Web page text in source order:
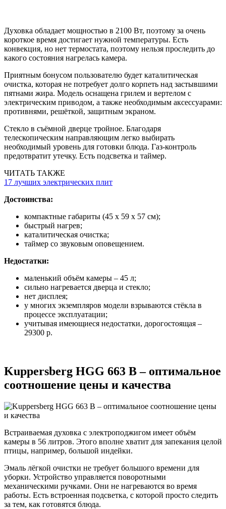
Духовка обладает мощностью в 2100 Вт, поэтому за очень
короткое время достигает нужной температуры. Есть
конвекция, но нет термостата, поэтому нельзя проследить до
какого состояния нагрелась камера.
Приятным бонусом пользователю будет каталитическая
очистка, которая не потребует долго корпеть над застывшими
пятнами жира. Модель оснащена грилем и вертелом с
электрическим приводом, а также необходимым аксессуарами:
противнями, решёткой, защитным экраном.
Стекло в съёмной дверце тройное. Благодаря
телескопическим направляющим легко выбирать
необходимый уровень для готовки блюда. Газ-контроль
предотвратит утечку. Есть подсветка и таймер.
ЧИТАТЬ ТАКЖЕ
17 лучших электрических плит
Достоинства:
компактные габариты (45 х 59 х 57 см);
быстрый нагрев;
каталитическая очистка;
таймер со звуковым оповещением.
Недостатки:
маленький объём камеры – 45 л;
сильно нагревается дверца и стекло;
нет дисплея;
у многих экземпляров модели взрываются стёкла в
процессе эксплуатации;
учитывая имеющиеся недостатки, дорогостоящая –
29300 р.
Kuppersberg HGG 663 B – оптимальное
соотношение цены и качества
Встраиваемая духовка с электроподжигом имеет объём
камеры в 56 литров. Этого вполне хватит для запекания целой
птицы, например, большой индейки.
Эмаль лёгкой очистки не требует большого времени для
уборки. Устройство управляется поворотными
механическими ручками. Они не нагреваются во время
работы. Есть встроенная подсветка, с которой просто следить
за тем, как готовятся блюда.